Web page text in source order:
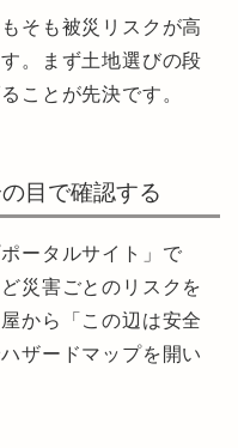
そも被災リスクが高
。まず土地選びの段
ことが先決です。
目で確認する
ータルサイト」で
災害ごとのリスクを
から「この辺は安全
ザードマップを開い